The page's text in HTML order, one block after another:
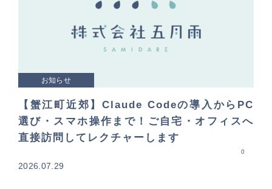
お知らせ
【蟹江町近郊】Claude Codeの導入からPC
選び・スマホ操作まで！ご自宅・オフィスへ
直接訪問してレクチャーします
2026.07.29
0